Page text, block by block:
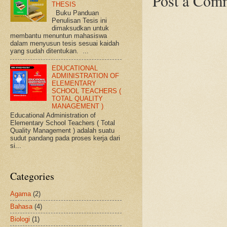
THESIS
Buku Panduan
Penulisan Tesis ini
dimaksudkan untuk
membantu menuntun mahasiswa
dalam menyusun tesis sesuai kaidah
yang sudah ditentukan. ...
EDUCATIONAL
ADMINISTRATION OF
ELEMENTARY
SCHOOL TEACHERS (
TOTAL QUALITY
MANAGEMENT )
Educational Administration of
Elementary School Teachers ( Total
Quality Management ) adalah suatu
sudut pandang pada proses kerja dari
si...
Categories
Agama (2)
Bahasa (4)
Biologi (1)